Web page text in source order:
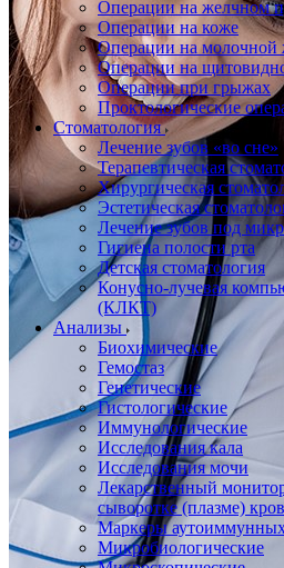
Операции на желчном
Операции на коже
Операции на молочной
Операции на
Операции при грыжах
Проктологические
Стоматология
Лечение зубов «во сне»
Терапевтическая
Хирургическая
Эстетическая
Лечение зубов под
Гигиена полости рта
Детская стоматология
Конусно-лучевая
(КЛКТ)
Анализы
Биохимические
Гемостаз
Генетические
Гистологические
Иммунологические
Исследования кала
Исследования мочи
Лекарственный
сыворотке (плазме)
Маркеры аутоиммунных
Микробиологические